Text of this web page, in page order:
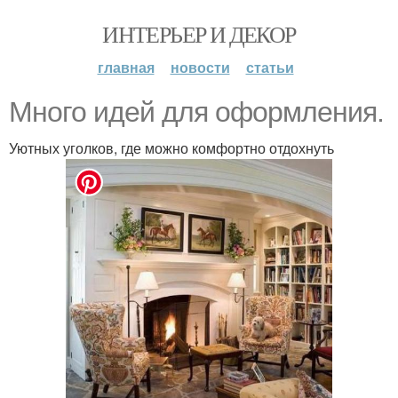
ИНТЕРЬЕР И ДЕКОР
главная новости статьи
Много идей для оформления.
Уютных уголков, где можно комфортно отдохнуть